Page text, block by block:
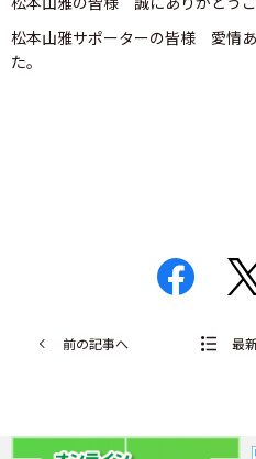
松本山雅サポーターの皆様 愛情
た。
前の記事へ 最